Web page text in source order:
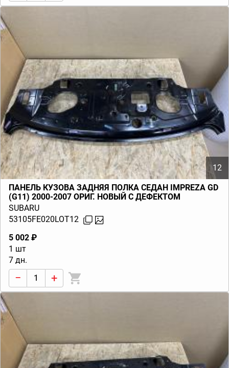
12
ПАНЕЛЬ КУЗОВА ЗАДНЯЯ ПОЛКА СЕДАН IMPREZA GD
(G11) 2000-2007 ОРИГ. НОВЫЙ С ДЕФЕКТОМ
SUBARU
53105FE020LOT12
5 002 ₽
1 шт
7 дн.
− +